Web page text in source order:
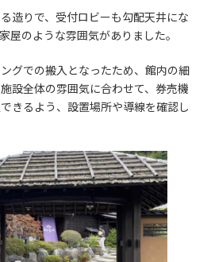
造りで、受付ロビーも勾配天井にな
屋のような雰囲気がありました。
グでの搬入となったため、館内の細
設全体の雰囲気に合わせて、券売機
きるよう、設置場所や導線を確認し